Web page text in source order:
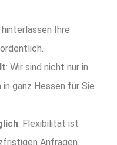
hinterlassen Ihre
: Wir sind nicht nur in
ganz Hessen für Sie
: Flexibilität ist
Anfragen.